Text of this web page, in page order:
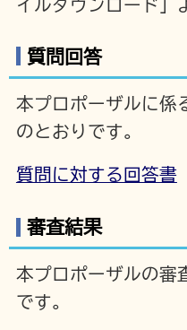
イルダウンロード」
質問回答
本プロポーザルに係
のとおりです。
質問に対する回答書
審査結果
本プロポーザルの審
です。